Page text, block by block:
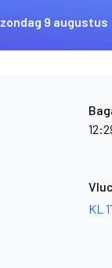
zondag 9 augustus
KL